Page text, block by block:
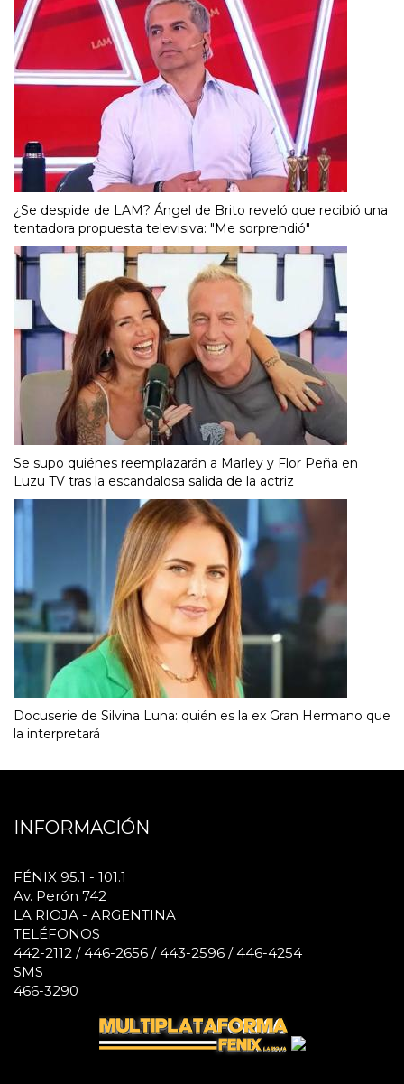
¿Se despide de LAM? Ángel de Brito reveló que recibió una
tentadora propuesta televisiva: "Me sorprendió"
Se supo quiénes reemplazarán a Marley y Flor Peña en
Luzu TV tras la escandalosa salida de la actriz
Docuserie de Silvina Luna: quién es la ex Gran Hermano que
la interpretará
INFORMACIÓN
FÉNIX 95.1 - 101.1
Av. Perón 742
LA RIOJA - ARGENTINA
TELÉFONOS
442-2112 / 446-2656 / 443-2596 / 446-4254
SMS
466-3290